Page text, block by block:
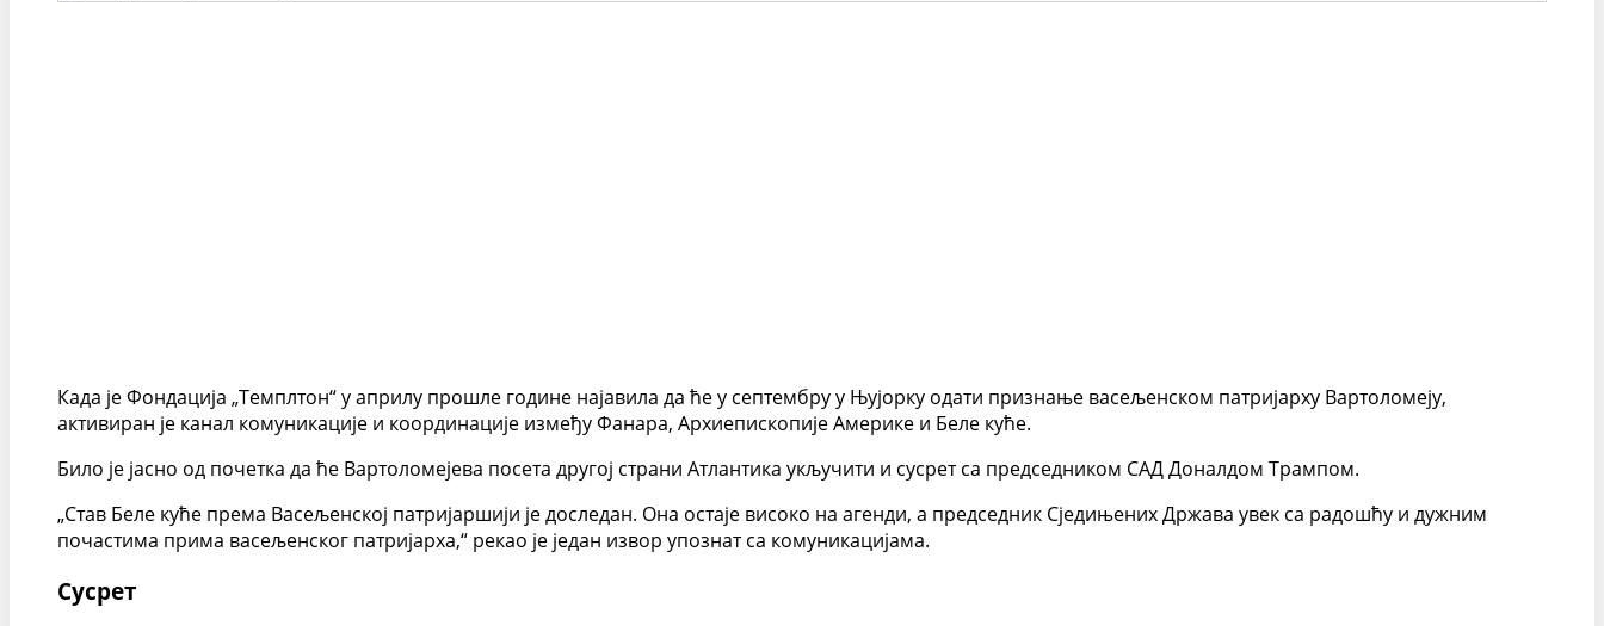
Када је Фондација „Темплтон“ у априлу прошле године најавила да ће у септембру у Њујорку одати признање васељенском патријарху Вартоломеју,
активиран је канал комуникације и координације између Фанара, Архиепископије Америке и Беле куће.
Било је јасно од почетка да ће Вартоломејева посета другој страни Атлантика укључити и сусрет са председником САД Доналдом Трампом.
„Став Беле куће према Васељенској патријаршији је доследан. Она остаје високо на агенди, а председник Сједињених Држава увек са радошћу и дужним
почастима прима васељенског патријарха,“ рекао је један извор упознат са комуникацијама.
Сусрет